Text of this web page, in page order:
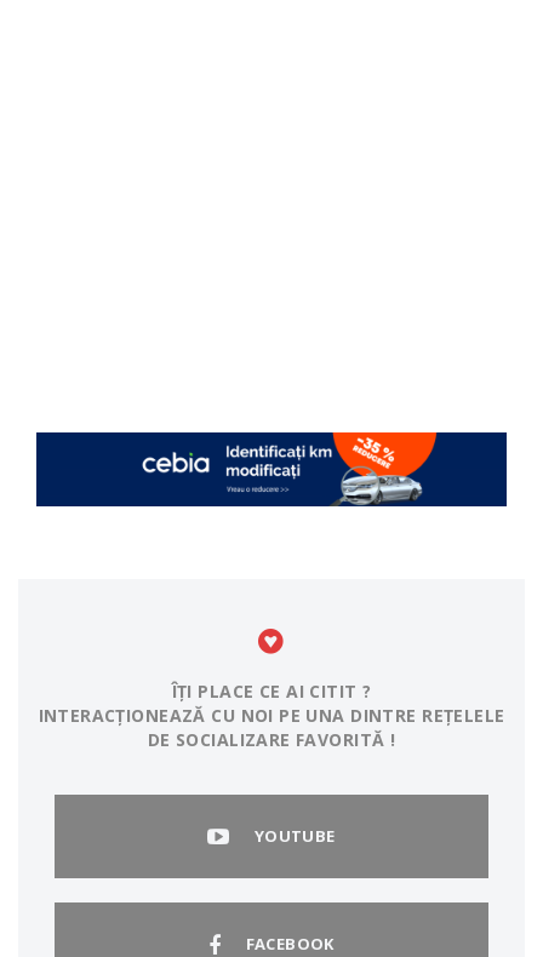
ÎȚI PLACE CE AI CITIT ?
INTERACȚIONEAZĂ CU NOI PE UNA DINTRE REȚELELE
DE SOCIALIZARE FAVORITĂ !
YOUTUBE
FACEBOOK